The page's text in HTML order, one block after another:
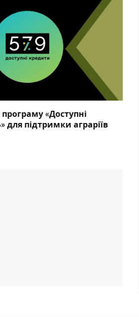
«Доступні
для підтримки аграріїв